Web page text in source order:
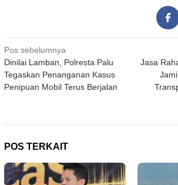
Navigasi
pos
Pos sebelumnya
Dinilai Lamban, Polresta Palu
Tegaskan Penanganan Kasus
Penipuan Mobil Terus Berjalan
Jasa
POS TERKAIT